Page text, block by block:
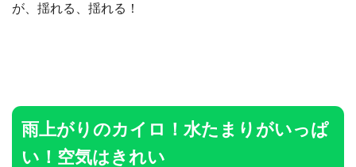
が、揺れる、揺れる！
雨上がりのカイロ！水たまりがいっぱ
い！空気はきれい